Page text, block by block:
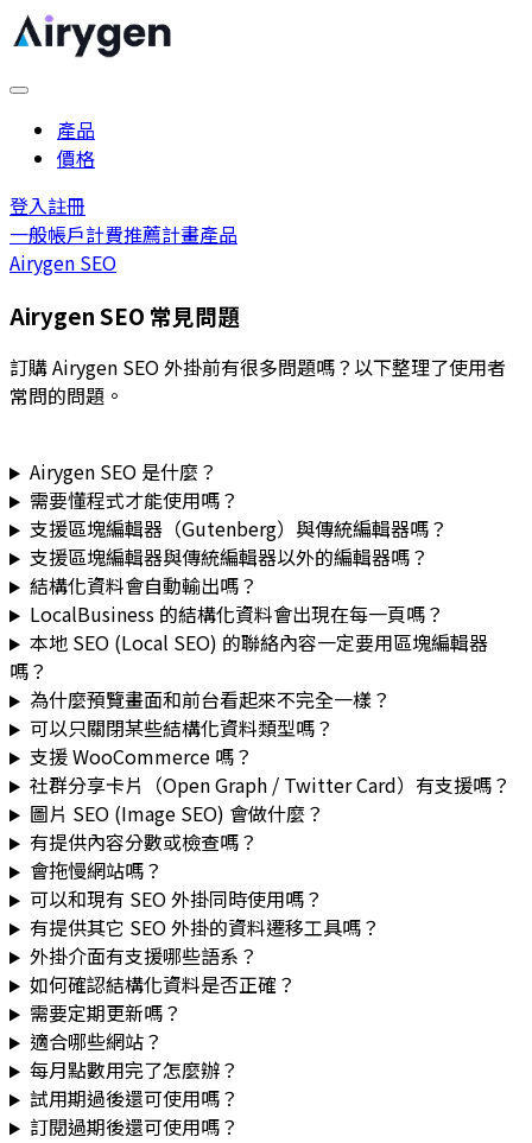
產品
價格
登入註冊
一般帳戶計費推薦計畫產品
Airygen SEO
Airygen SEO 常見問題
訂購 Airygen SEO 外掛前有很多問題嗎？以下整理了使用者
常問的問題。
Airygen SEO 是什麼？
需要懂程式才能使用嗎？
支援區塊編輯器（Gutenberg）與傳統編輯器嗎？
支援區塊編輯器與傳統編輯器以外的編輯器嗎？
結構化資料會自動輸出嗎？
LocalBusiness 的結構化資料會出現在每一頁嗎？
本地 SEO (Local SEO) 的聯絡內容一定要用區塊編輯器
嗎？
為什麼預覽畫面和前台看起來不完全一樣？
可以只關閉某些結構化資料類型嗎？
支援 WooCommerce 嗎？
社群分享卡片（Open Graph / Twitter Card）有支援嗎？
圖片 SEO (Image SEO) 會做什麼？
有提供內容分數或檢查嗎？
會拖慢網站嗎？
可以和現有 SEO 外掛同時使用嗎？
有提供其它 SEO 外掛的資料遷移工具嗎？
外掛介面有支援哪些語系？
如何確認結構化資料是否正確？
需要定期更新嗎？
適合哪些網站？
每月點數用完了怎麼辦？
試用期過後還可使用嗎？
訂閱過期後還可使用嗎？